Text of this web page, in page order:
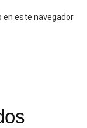
en este navegador